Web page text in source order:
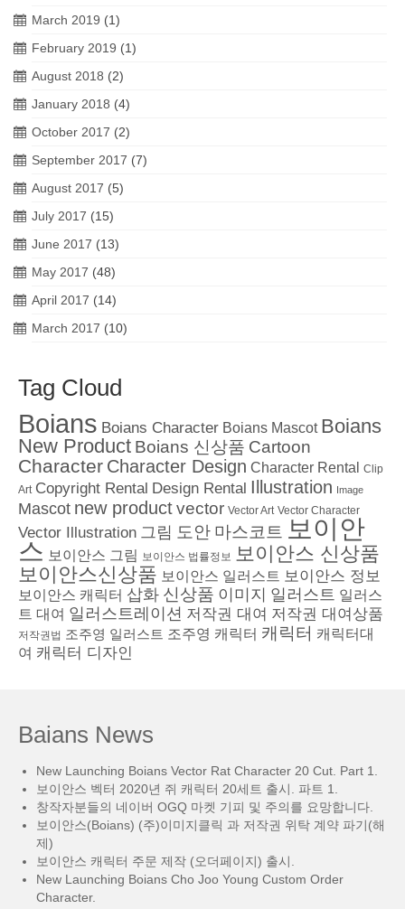
March 2019 (1)
February 2019 (1)
August 2018 (2)
January 2018 (4)
October 2017 (2)
September 2017 (7)
August 2017 (5)
July 2017 (15)
June 2017 (13)
May 2017 (48)
April 2017 (14)
March 2017 (10)
Tag Cloud
Boians Boians Character Boians Mascot Boians
New Product Boians 신상품 Cartoon
Character Character Design Character Rental
Clip
Art Copyright Rental Design Rental Illustration Image
Mascot new productvector Vector Art Vector Character
Vector Illustration 그림 도안 마스코트 보이안
스 보이안스 그림 보이안스 법률정보 보이안스 신상품
보이안스신상품 보이안스 일러스트 보이안스 정보
보이안스 캐릭터 삽화 신상품 이미지 일러스트 일러스
트 대여 일러스트레이션 저작권 대여 저작권 대여상품
저작권법 조주영 일러스트 조주영 캐릭터 캐릭터 캐릭터대
여 캐릭터 디자인
Baians News
New Launching Boians Vector Rat Character 20 Cut. Part 1.
보이안스 벡터 2020년 쥐 캐릭터 20세트 출시. 파트 1.
창작자분들의 네이버 OGQ 마켓 기피 및 주의를 요망합니다.
보이안스(Boians) (주)이미지클릭 과 저작권 위탁 계약 파기(해
제)
보이안스 캐릭터 주문 제작 (오더페이지) 출시.
New Launching Boians Cho Joo Young Custom Order
Character.